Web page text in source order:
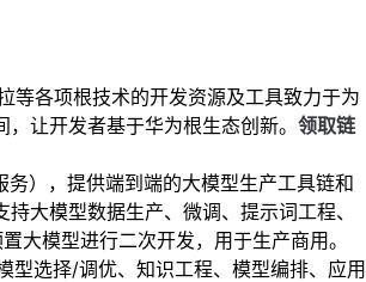
等各项根技术的开发资源及工具致力于为
，让开发者基于华为根生态创新。领取链
务），提供端到端的大模型生产工具链和
大模型数据生产、微调、提示词工程、
大模型进行二次开发，用于生产商用。
型选择/调优、知识工程、模型编排、应用